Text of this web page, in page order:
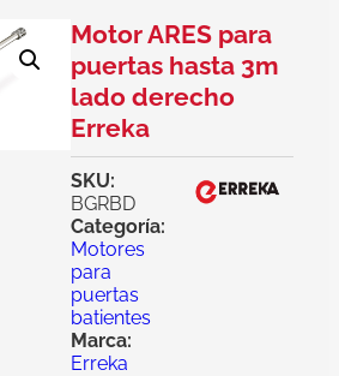
Motor ARES para
puertas hasta 3m
lado derecho
Erreka
SKU:
BGRBD
Categoría:
Motores
para
puertas
batientes
Marca:
Erreka